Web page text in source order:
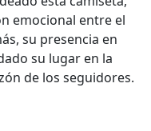
emocional entre el
su presencia en
su lugar en la
de los seguidores.